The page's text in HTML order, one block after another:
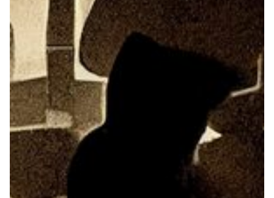
JAZZCLUBS BERLIN
PORTRAITS DER CLUBS
ANKÜNDIGUNGEN KONZERTE/ FESTIVALS
08.05. bis 12.05 2019 Berlin-Kreuzberg
Fett gedruckter Text aka Personen und Instrumente
Normaler Fließtext